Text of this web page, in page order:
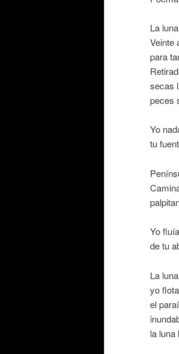
La
Veinte
para
secas
peces
Yo
tu
Yo
de tu
La
yo
el
la luna